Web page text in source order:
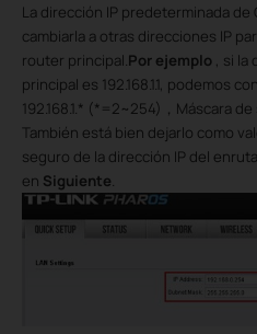
La dirección IP predeterminada de
cambiarla a otras direcciones IP
router principal.Por ejemplo , si la
principal es 192.168.1.1, podemos
192.168.1.* (*=2~254) ， Máscara
También está bien dejarlo como
seguro de la dirección IP del
en Siguiente.